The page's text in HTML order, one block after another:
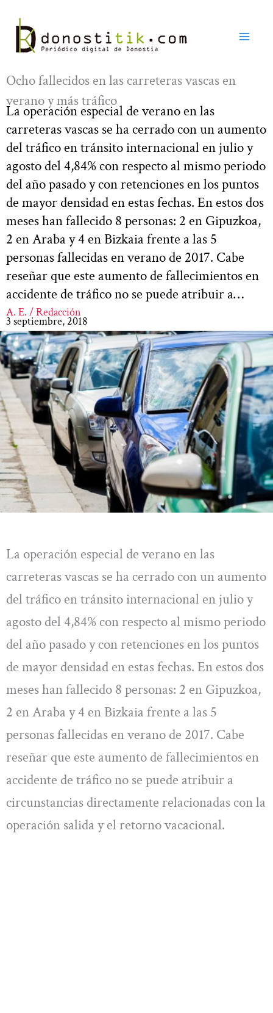
contenido
Ocho fallecidos en las carreteras vascas en
verano y más tráfico
La operación especial de verano en las
carreteras vascas se ha cerrado con un aumento
del tráfico en tránsito internacional en julio y
agosto del 4,84% con respecto al mismo periodo
del año pasado y con retenciones en los puntos
de mayor densidad en estas fechas. En estos dos
meses han fallecido 8 personas: 2 en Gipuzkoa,
2 en Araba y 4 en Bizkaia frente a las 5
personas fallecidas en verano de 2017. Cabe
reseñar que este aumento de fallecimientos en
accidente de tráfico no se puede atribuir a…
A. E. / Redacción
3 septiembre, 2018
La operación especial de verano en las
carreteras vascas se ha cerrado con un aumento
del tráfico en tránsito internacional en julio y
agosto del 4,84% con respecto al mismo periodo
del año pasado y con retenciones en los puntos
de mayor densidad en estas fechas. En estos dos
meses han fallecido 8 personas: 2 en Gipuzkoa,
2 en Araba y 4 en Bizkaia frente a las 5
personas fallecidas en verano de 2017. Cabe
reseñar que este aumento de fallecimientos en
accidente de tráfico no se puede atribuir a
circunstancias directamente relacionadas con la
operación salida y el retorno vacacional.